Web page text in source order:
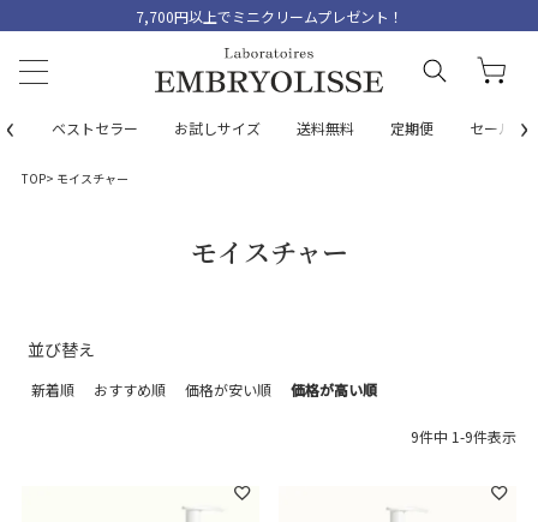
7,700円以上でミニクリームプレゼント！
‹ ベストセラー お試しサイズ 送料無料 定期便 セール ›
TOP モイスチャー
モイスチャー
並び替え
新着順 おすすめ順 価格が安い順 価格が高い順
9件中 1-9件表示